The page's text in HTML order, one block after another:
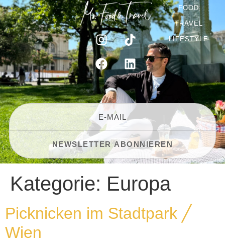
FOOD
TRAVEL
LIFESTYLE
Kategorie: Europa
Picknicken im Stadtpark ╱
Wien